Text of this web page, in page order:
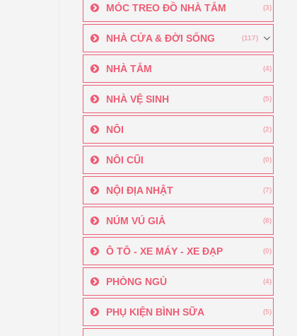
MÓC TREO ĐỒ NHÀ TẮM (3)
NHÀ CỬA & ĐỜI SỐNG (117)
NHÀ TẮM (4)
NHÀ VỆ SINH (5)
NÔI (2)
NÔI CŨI (0)
NỘI ĐỊA NHẬT (7)
NÚM VÚ GIẢ (8)
Ô TÔ - XE MÁY - XE ĐẠP (0)
PHÒNG NGỦ (4)
PHỤ KIỆN BÌNH SỮA (5)